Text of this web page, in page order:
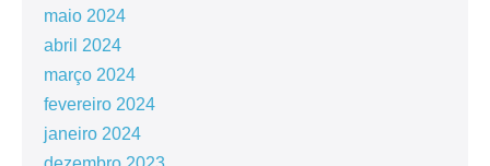
maio 2024
abril 2024
março 2024
fevereiro 2024
janeiro 2024